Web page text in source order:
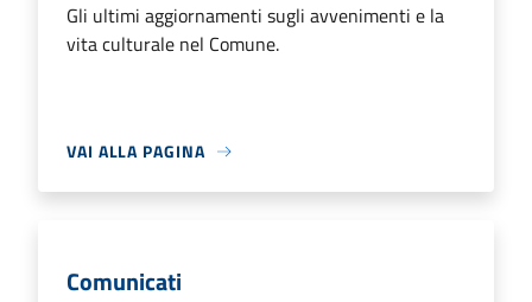
Gli ultimi aggiornamenti sugli avvenimenti e la
vita culturale nel Comune.
VAI ALLA PAGINA
Comunicati